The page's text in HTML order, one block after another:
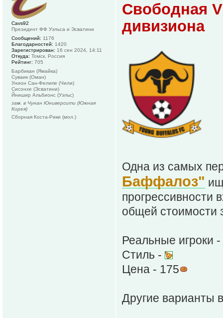
Свободная
дивизиона
Одна из самых
Баффалоз"
общей стоимости
Реальные игроки
Стиль -
Цена - 175
Другие варианты
Cavs92
Президент ФФ Уэльса и Эсватини
Сообщений: 1176
Благодарностей: 1420
Зарегистрирован: 16 сен 2024, 14:11
Откуда: Томск, Россия
Рейтинг: 705
Барбикан (Ямайка)
Суваик (Оман)
Унион Сан-Фелипе (Чили)
Сисонхе (Эсватини)
Йнишир Альбионс (Уэльс)
зам. в Чунан Юниверсити (Южная
Корея)
Сборная Коста-Рики (мол.)